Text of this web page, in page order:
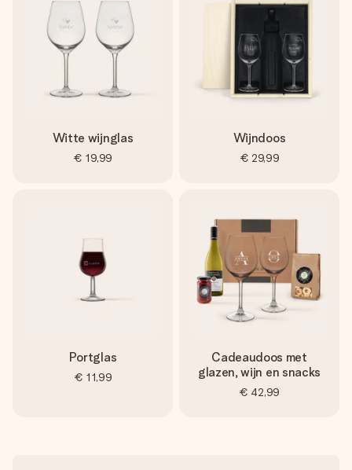
Witte wijnglas
€ 19,99
Wijndoos
€ 29,99
Portglas
€ 11,99
Cadeaudoos met
glazen, wijn en snacks
€ 42,99